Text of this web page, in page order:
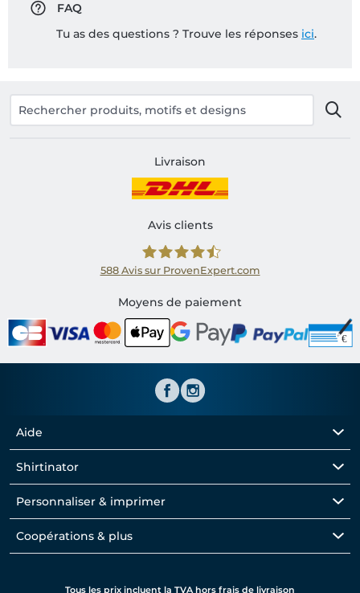
FAQ
Tu as des questions ? Trouve les réponses ici.
Livraison
Avis clients
Shirtinator FR
588 Avis sur ProvenExpert.com
Moyens de paiement
Aide
Shirtinator
Personnaliser & imprimer
Coopérations & plus
Tous les prix incluent la TVA hors frais de livraison